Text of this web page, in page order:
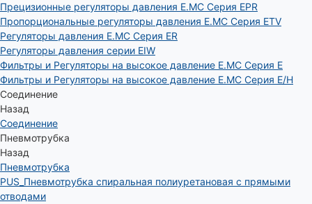
Прецизионные регуляторы давления E.MC Серия EPR
Пропорциональные регуляторы давления E.MC Серия ETV
Регуляторы давления E.MC Серия ER
Регуляторы давления серии EIW
Фильтры и Регуляторы на высокое давление E.MC Серия E
Фильтры и Регуляторы на высокое давление E.MC Серия E/H
Соединение
Назад
Соединение
Пневмотрубка
Назад
Пневмотрубка
PUS_Пневмотрубка спиральная полиуретановая с прямыми
отводами